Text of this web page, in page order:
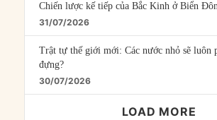
Chiến lược kế tiếp của Bắc Kinh ở Biển
31/07/2026
Trật tự thế giới mới: Các nước nhỏ sẽ luôn
đựng?
30/07/2026
LOAD MORE